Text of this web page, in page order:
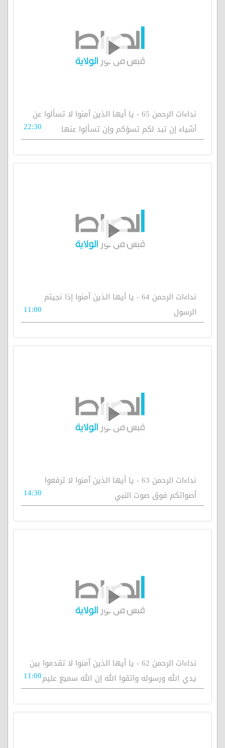
نداءات الرحمن 65 - يا أيها الذين آمنوا لا تسألوا عن
أشياء إن تبد لكم تسؤكم وإن تسألوا عنها
22:30
نداءات الرحمن 64 - يا أيها الذين آمنوا إذا نجيتم
الرسول
11:00
نداءات الرحمن 63 - يا أيها الذين آمنوا لا ترفعوا
أصواتكم فوق صوت النبي
14:30
نداءات الرحمن 62 - يا أيها الذين آمنوا لا تقدموا بين
يدي الله ورسوله واتقوا الله إن الله سميع عليم11:00